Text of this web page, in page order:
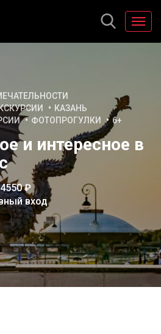
КАЗАНЬ
ФОТОПРОГУЛКИ 6+
и интересное в
4550 ₽
вход